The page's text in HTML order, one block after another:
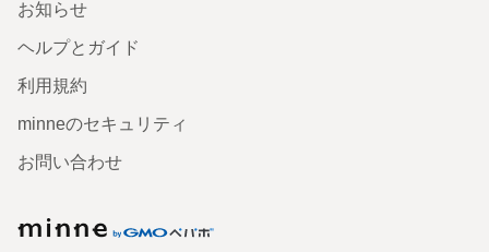
お知らせ
ヘルプとガイド
利用規約
minneのセキュリティ
お問い合わせ